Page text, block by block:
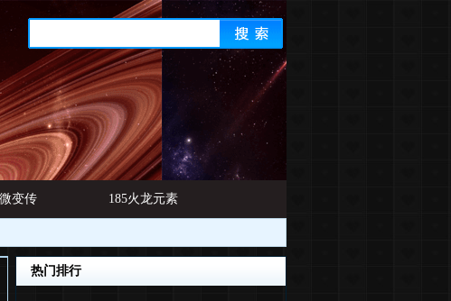
变传 185火龙元素
热门排行